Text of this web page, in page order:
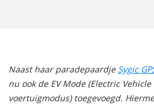
Naast haar paradepaardje Sygic
nu ook de EV Mode (Electric
voertuigmodus) toegevoegd.